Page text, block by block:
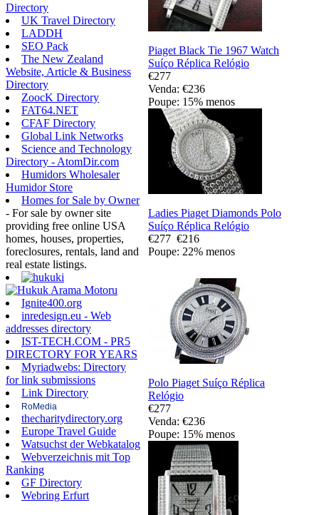
Directory
UK Travel Directory
LADDH
SEO Pack
The New Zealand
Website, Article & Business
Directory
ZoocK Directory
FAT64.NET
CFAF Directory
Global Link Networks
Science and Technology
Directory - AtomDir.com
Humidors Wholesaler
Humidor Store
Homes for Sale by Owner
- For sale by owner site
providing free online USA
homes, houses, properties,
foreclosures, rentals, land and
real estate listings.
Ignite400.org
inredesign.eu - Web
addresses directory
IST-TECH.COM - PR5
DIRECTORY FOR YEARS
Myriadwebs: Directory
for link submissions
Link Directory
RoMedia
thecharitydirectory.org
Europe Travel Guide
Watsuchst der Webkatalog
Webverzeichnis mit Top
Ranking
GF Directory
Webring Erfurt
Piaget Black Tie 1967 Watch
Suíço Réplica Relógio
€277
Venda: €236
Poupe: 15% menos
Ladies Piaget Diamonds Polo
Suíço Réplica Relógio
€277 €216
Poupe: 22% menos
Polo Piaget Suíço Réplica
Relógio
€277
Venda: €236
Poupe: 15% menos